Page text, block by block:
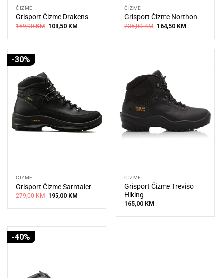
ČIZME
Grisport Čizme Drakens
159,00KM Original
price
was:
108,50 KMCurrent
is:
ČIZME
Grisport Čizme Northon
235,00KM Original
price
was:
164,50 KMCurrent
is:
-30%
ČIZME
Grisport Čizme Sarntaler
279,00KM Original
was:
195,00 KMCurrent
is:
ČIZME
Grisport Čizme Treviso
Hiking
165,00 KM
-40%